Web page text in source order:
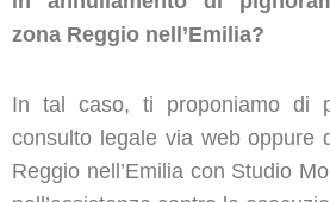
zona Reggio nell’Emilia?
In tal caso, ti proponiamo di
consulto legale via web oppure
Reggio nell’Emilia con Studio